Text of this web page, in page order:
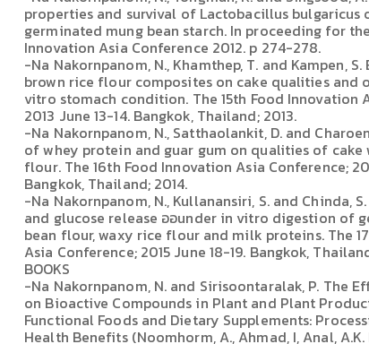
properties and survival of Lactobacillus
germinated mung bean starch. In proceeding for
Innovation Asia Conference 2012. p 274-278.
-Na Nakornpanom, N., Khamthep, T. and Kampen,
brown rice flour composites on cake qualities and
vitro stomach condition. The 15th Food Innovation
2013 June 13-14. Bangkok, Thailand; 2013.
-Na Nakornpanom, N., Satthaolankit, D. and
of whey protein and guar gum on qualities of cake
flour. The 16th Food Innovation Asia Conference;
Bangkok, Thailand; 2014.
-Na Nakornpanom, N., Kullanansiri, S. and Chinda,
and glucose release ออunder in vitro digestion of
bean flour, waxy rice flour and milk proteins. The
Asia Conference; 2015 June 18-19. Bangkok,
BOOKS
-Na Nakornpanom, N. and Sirisoontaralak, P. The
on Bioactive Compounds in Plant and Plant
Functional Foods and Dietary Supplements:
Health Benefits (Noomhorm, A., Ahmad, I, Anal, A.K.